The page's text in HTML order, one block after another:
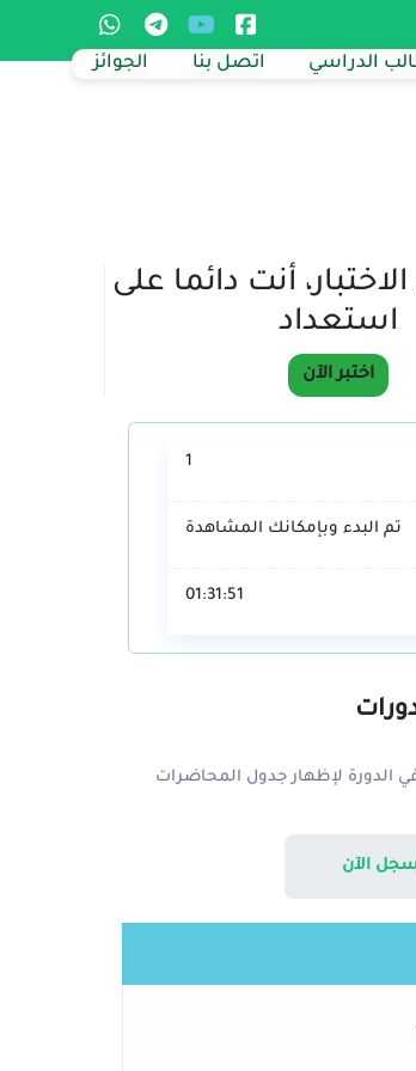
الدراسي اتصل بنا الجوائز
أنت دائما على
استعداد
اختبر الآن
1
تم البدء وبإمكانك المشاهدة
01:31:51
لإظهار جدول المحاضرات
الآن